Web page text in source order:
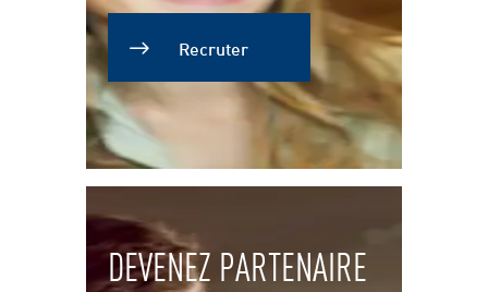
Recruter
DEVENEZ PARTENAIRE